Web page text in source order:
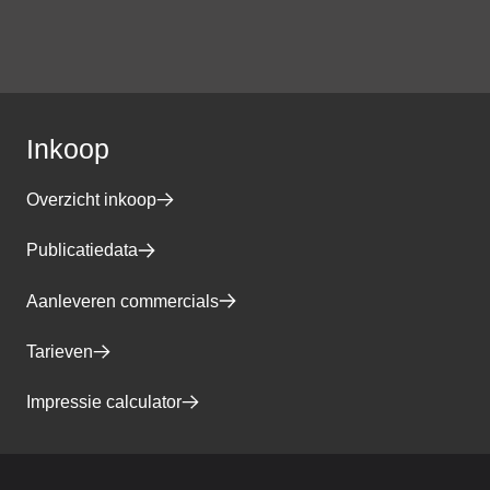
Inkoop
Overzicht inkoop
Publicatiedata
Aanleveren commercials
Tarieven
Impressie calculator